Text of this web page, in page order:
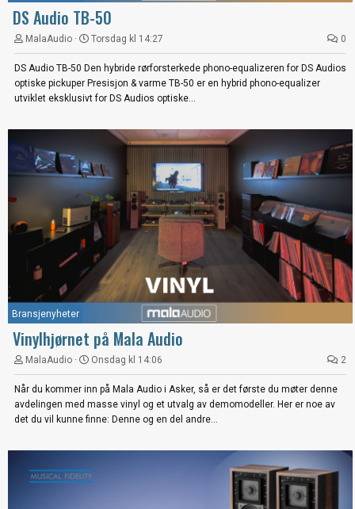
DS Audio TB-50
MalaAudio Torsdag kl 14:27 0
DS Audio TB-50 Den hybride rørforsterkede phono-equalizeren for DS Audios
optiske pickuper Presisjon & varme TB-50 er en hybrid phono-equalizer
utviklet eksklusivt for DS Audios optiske...
Bransjenyheter
Vinylhjørnet på Mala Audio
MalaAudio Onsdag kl 14:06 2
Når du kommer inn på Mala Audio i Asker, så er det første du møter denne
avdelingen med masse vinyl og et utvalg av demomodeller. Her er noe av
det du vil kunne finne: Denne og en del andre...